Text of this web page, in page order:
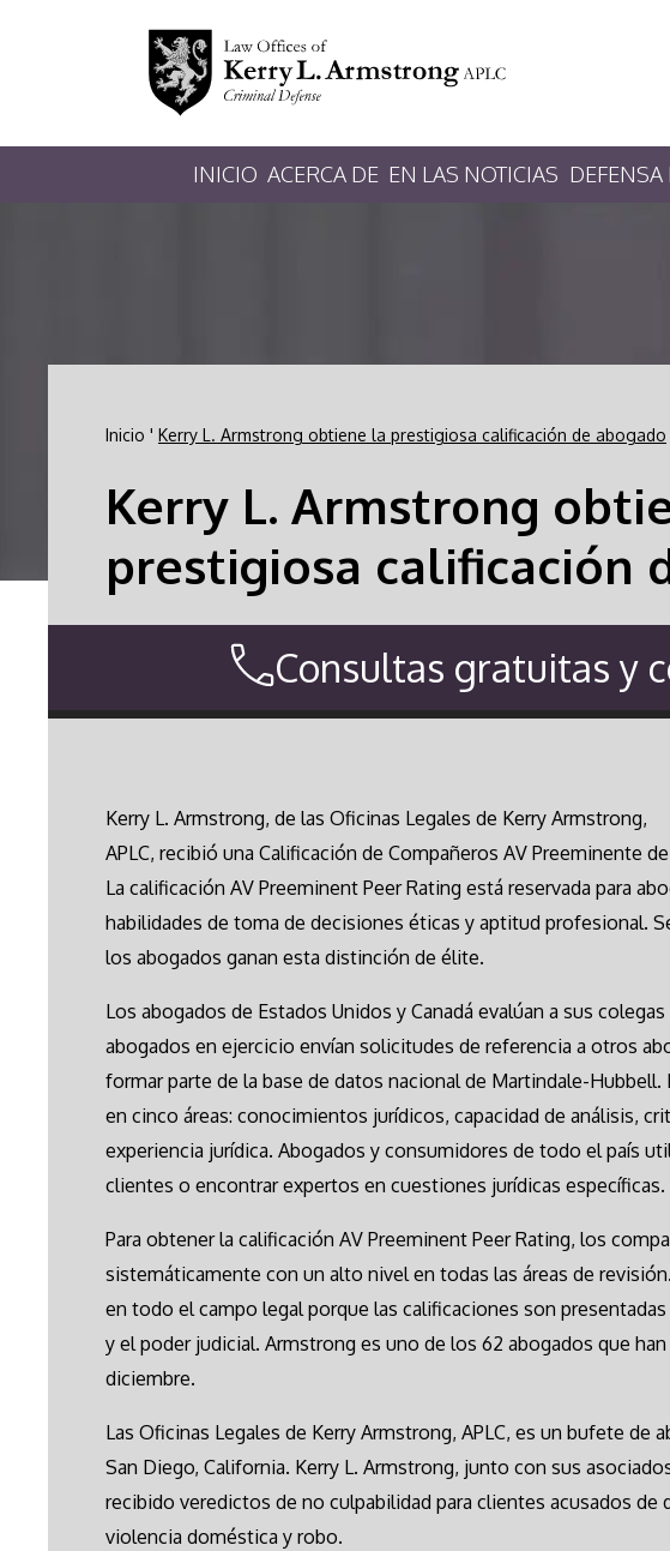
INICIO ACERCA DE EN LAS NOTICIAS DEFENSA
Inicio ' Kerry L. Armstrong obtiene la prestigiosa calificación de abogado
Kerry L. Armstrong
prestigiosa calificación
Consultas gratuitas y
Kerry L. Armstrong, de las Oficinas Legales de Kerry Armstrong,
APLC, recibió una Calificación de Compañeros AV Preeminente
La calificación AV Preeminent Peer Rating está reservada para
habilidades de toma de decisiones éticas y aptitud profesional.
los abogados ganan esta distinción de élite.
Los abogados de Estados Unidos y Canadá evalúan a sus
abogados en ejercicio envían solicitudes de referencia a otros
formar parte de la base de datos nacional de Martindale-
en cinco áreas: conocimientos jurídicos, capacidad de análisis,
experiencia jurídica. Abogados y consumidores de todo el país
clientes o encontrar expertos en cuestiones jurídicas específicas.
Para obtener la calificación AV Preeminent Peer Rating, los
sistemáticamente con un alto nivel en todas las áreas de
en todo el campo legal porque las calificaciones son
y el poder judicial. Armstrong es uno de los 62 abogados que
diciembre.
Las Oficinas Legales de Kerry Armstrong, APLC, es un bufete de
San Diego, California. Kerry L. Armstrong, junto con sus
recibido veredictos de no culpabilidad para clientes acusados de
violencia doméstica y robo.